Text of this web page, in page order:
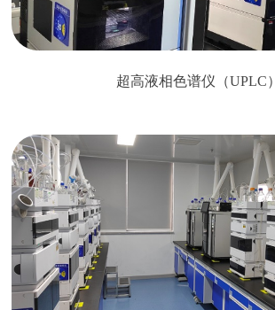
超高液相色谱仪（UPLC）